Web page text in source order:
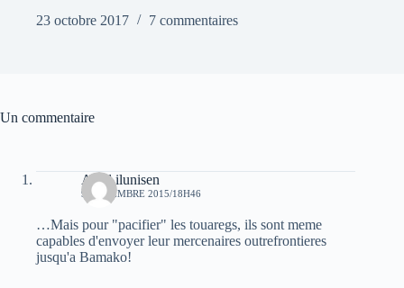
23 octobre 2017
7 commentaires
Un commentaire
Aksil ilunisen
9 NOVEMBRE 2015/18H46
…Mais pour "pacifier" les touaregs, ils sont meme
capables d'envoyer leur mercenaires outrefrontieres
jusqu'a Bamako!